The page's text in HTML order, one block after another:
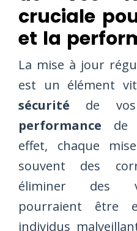
cruciale
et la
La mise à jour
est un élément
sécurité de
performance de
effet, chaque
souvent des
éliminer des
pourraient être
individus